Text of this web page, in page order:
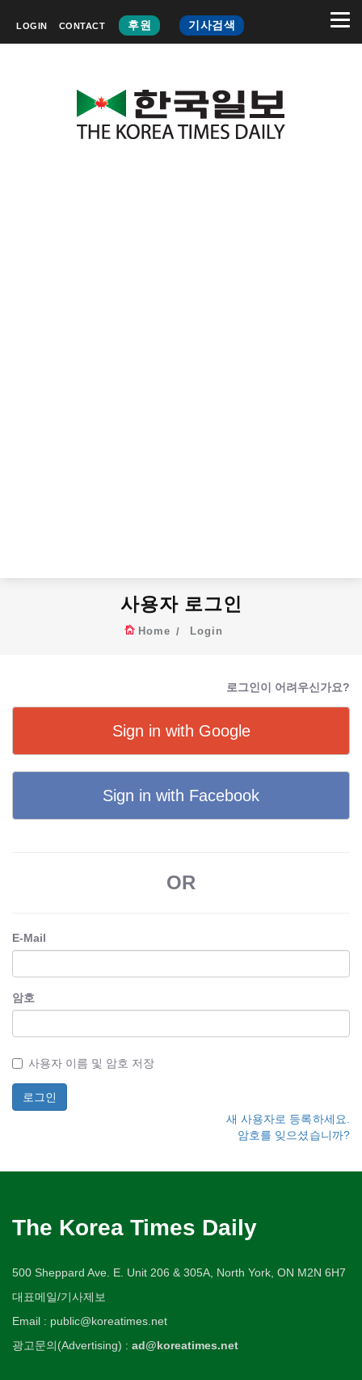
LOGIN CONTACT 후원 기사검색
사용자 로그인
Home Login
로그인이 어려우신가요?
Sign in with Google
Sign in with Facebook
OR
E-Mail
암호
사용자 이름 및 암호 저장
새 사용자로 등록하세요.
암호를 잊으셨습니까?
The Korea Times Daily
500 Sheppard Ave. E. Unit 206 & 305A, North York, ON M2N 6H7
대표메일/기사제보
Email : public@koreatimes.net
광고문의(Advertising) : ad@koreatimes.net